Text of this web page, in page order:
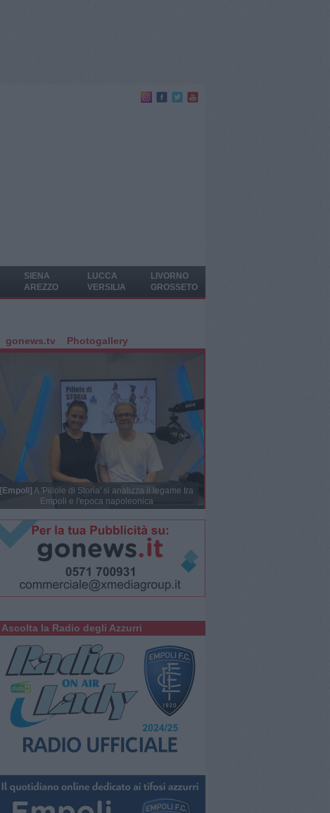
SIENA
AREZZO
LUCCA
VERSILIA
LIVORNO
GROSSETO
gonews.tv Photogallery
[Empoli] A 'Pillole di Storia' si analizza il legame tra
Empoli e l'epoca napoleonica
Ascolta la Radio degli Azzurri